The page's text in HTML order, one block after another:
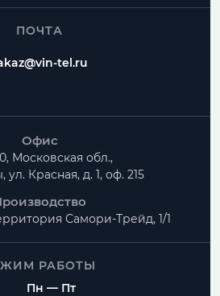
ПОЧТА
tel.ru
Офис
Московская обл.,
Красная, д. 1, оф. 215
Самори-Трейд, 1/1
РАБОТЫ
Пн — Пт